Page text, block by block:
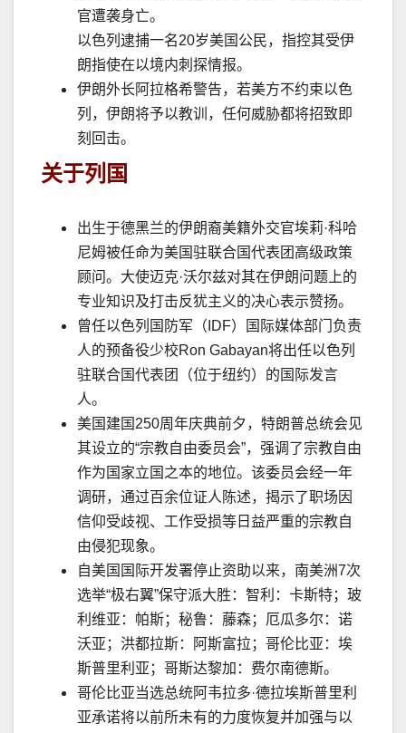
官遭袭身亡。
以色列逮捕一名20岁美国公民，指控其受伊
朗指使在以境内刺探情报。
伊朗外长阿拉格希警告，若美方不约束以色
列，伊朗将予以教训，任何威胁都将招致即
刻回击。
关于列国
出生于德黑兰的伊朗裔美籍外交官埃莉·科哈
尼姆被任命为美国驻联合国代表团高级政策
顾问。大使迈克·沃尔兹对其在伊朗问题上的
专业知识及打击反犹主义的决心表示赞扬。
曾任以色列国防军（ IDF）国际媒体部门负责
人的预备役少校Ron Gabayan将出任以色列
驻联合国代表团（位于纽约）的国际发言
人。
美国建国250周年庆典前夕，特朗普总统会见
其设立的“宗教自由委员会”，强调了宗教自由
作为国家立国之本的地位。该委员会经一年
调研，通过百余位证人陈述，揭示了职场因
信仰受歧视、工作受损等日益严重的宗教自
由侵犯现象。
自美国国际开发署停止资助以来，南美洲7次
选举“极右翼”保守派大胜：智利：卡斯特；玻
利维亚：帕斯；秘鲁：藤森；厄瓜多尔：诺
沃亚；洪都拉斯：阿斯富拉；哥伦比亚：埃
斯普里利亚；哥斯达黎加：费尔南德斯。
哥伦比亚当选总统阿韦拉多·德拉埃斯普里利
亚承诺将以前所未有的力度恢复并加强与以